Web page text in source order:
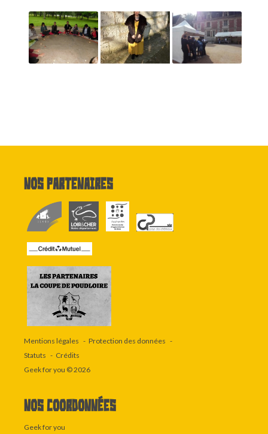
Nos partenaires
Mentions légales
Protection des données
Statuts
Crédits
Geek for you © 2026
Nos coordonnées
Geek for you